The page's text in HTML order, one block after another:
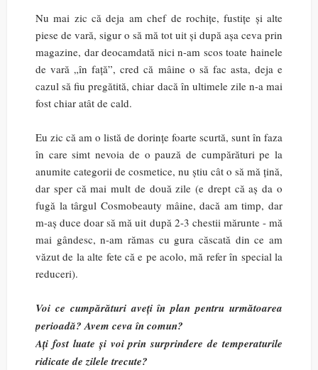
Nu mai zic că deja am chef de rochițe, fustițe și alte
piese de vară, sigur o să mă tot uit și după așa ceva prin
magazine, dar deocamdată nici n-am scos toate hainele
de vară „în față”, cred că mâine o să fac asta, deja e
cazul să fiu pregătită, chiar dacă în ultimele zile n-a mai
fost chiar atât de cald.
Eu zic că am o listă de dorințe foarte scurtă, sunt în faza
în care simt nevoia de o pauză de cumpărături pe la
anumite categorii de cosmetice, nu știu cât o să mă țină,
dar sper că mai mult de două zile (e drept că aș da o
fugă la târgul Cosmobeauty mâine, dacă am timp, dar
m-aș duce doar să mă uit după 2-3 chestii mărunte - mă
mai gândesc, n-am rămas cu gura căscată din ce am
văzut de la alte fete că e pe acolo, mă refer în special la
reduceri).
Voi ce cumpărături aveți în plan pentru următoarea
perioadă? Avem ceva în comun?
Ați fost luate și voi prin surprindere de temperaturile
ridicate de zilele trecute?